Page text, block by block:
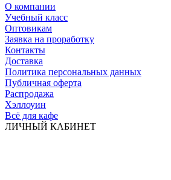
О компании
Учебный класс
Оптовикам
Заявка на проработку
Контакты
Доставка
Политика персональных данных
Публичная оферта
Распродажа
Хэллоуин
Всё для кафе
ЛИЧНЫЙ КАБИНЕТ